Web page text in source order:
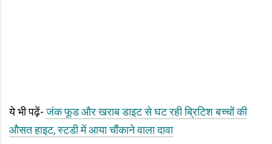
ये भी पढ़ें-जंक फूड और खराब डाइट से घट रही ब्रिटिश बच्चों की
औसत हाइट, स्टडी में आया चौंकाने वाला दावा